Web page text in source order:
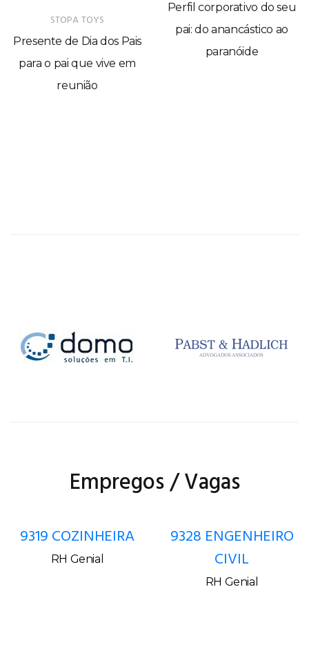
STOPA TOYS
Presente de Dia dos Pais
para o pai que vive em
reunião
Perfil corporativo do seu
pai: do anancástico ao
paranóide
Empregos / Vagas
9319 COZINHEIRA
RH Genial
9328 ENGENHEIRO
CIVIL
RH Genial